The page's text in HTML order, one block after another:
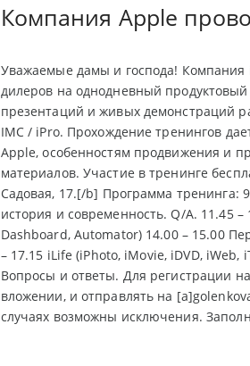
Компания Apple
Уважаемые дамы и господа! Компания
дилеров на однодневный
презентаций и живых демонстраций
IMC / iPro. Прохождение тренингов
Apple, особенностям продвижения и
материалов. Участие в тренинге
Садовая, 17.[/b] Программа тренинга:
история и современность. Q/A. 11.45
Dashboard, Automator) 14.00 – 15.00
– 17.15 iLife (iPhoto, iMovie, iDVD, iWeb,
Вопросы и ответы. Для регистрации
вложении, и отправлять на
случаях возможны исключения.